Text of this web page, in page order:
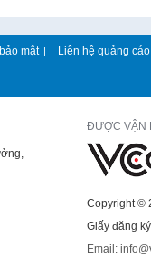
mật | Liên hệ quảng cáo
ĐƯỢC VẬN
Copyright ©
Giấy đăng
Email: